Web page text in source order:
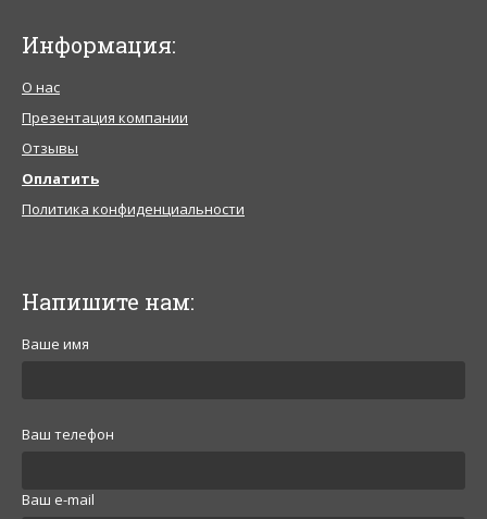
Информация:
О нас
Презентация компании
Отзывы
Оплатить
Политика конфиденциальности
Напишите нам:
Ваше имя
Ваш телефон
Ваш e-mail